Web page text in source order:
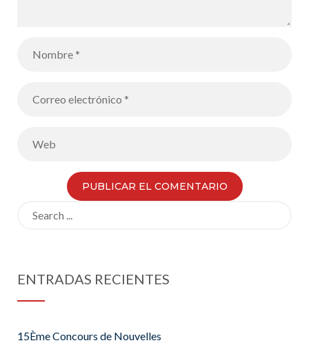
ENTRADAS RECIENTES
15Ème Concours de Nouvelles